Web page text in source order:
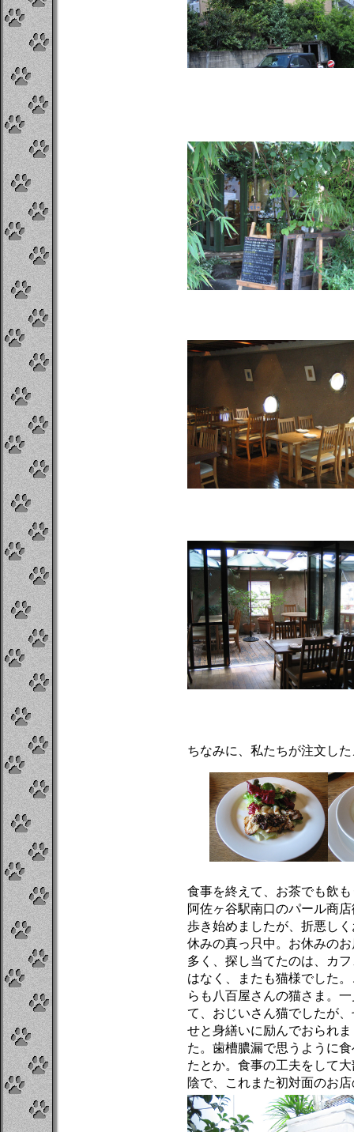
ちなみに、私たちが注文し
食事を終えて、お茶でも飲も
阿佐ヶ谷駅南口のパール商
歩き始めましたが、折悪しく
休みの真っ只中。お休みのお
多く、探し当てたのは、カ
はなく、またも猫様でした
らも八百屋さんの猫さま。
て、おじいさん猫でしたが、
せと身繕いに励んでおられま
た。歯槽膿漏で思うように
たとか。食事の工夫をして
陰で、これまた初対面のお